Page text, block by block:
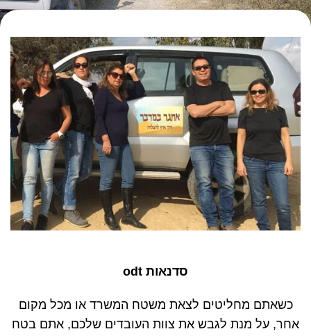
סדנאות odt
כשאתם מחליטים לצאת משטח המשרד או מכל מקום
אחר, על מנת לגבש את צוות העובדים שלכם, אתם בטח